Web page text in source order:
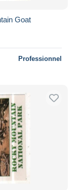
Goat
Professionnel